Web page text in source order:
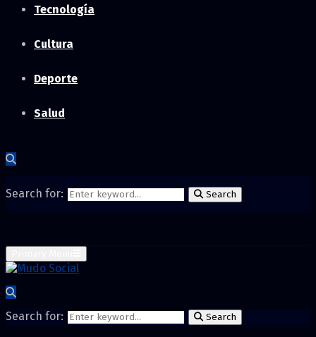
Tecnología
Cultura
Deporte
Salud
Search for: Search
Search for: Search